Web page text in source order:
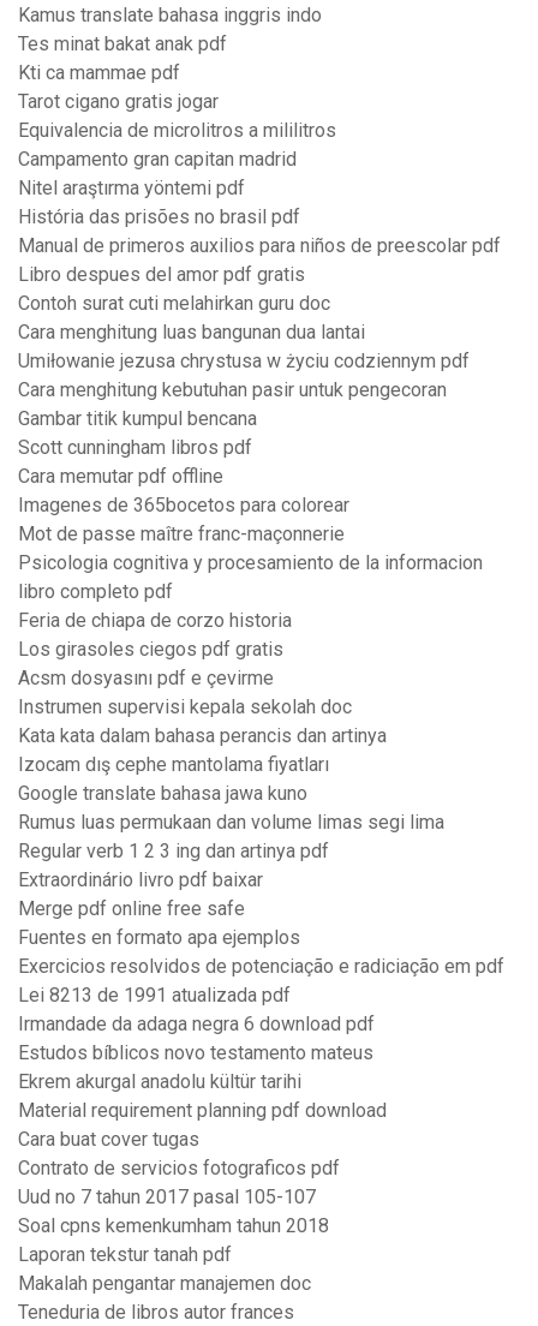
Kamus translate bahasa inggris indo
Tes minat bakat anak pdf
Kti ca mammae pdf
Tarot cigano gratis jogar
Equivalencia de microlitros a mililitros
Campamento gran capitan madrid
Nitel araştırma yöntemi pdf
História das prisões no brasil pdf
Manual de primeros auxilios para niños de preescolar pdf
Libro despues del amor pdf gratis
Contoh surat cuti melahirkan guru doc
Cara menghitung luas bangunan dua lantai
Umiłowanie jezusa chrystusa w życiu codziennym pdf
Cara menghitung kebutuhan pasir untuk pengecoran
Gambar titik kumpul bencana
Scott cunningham libros pdf
Cara memutar pdf offline
Imagenes de 365bocetos para colorear
Mot de passe maître franc-maçonnerie
Psicologia cognitiva y procesamiento de la informacion
libro completo pdf
Feria de chiapa de corzo historia
Los girasoles ciegos pdf gratis
Acsm dosyasını pdf e çevirme
Instrumen supervisi kepala sekolah doc
Kata kata dalam bahasa perancis dan artinya
Izocam dış cephe mantolama fiyatları
Google translate bahasa jawa kuno
Rumus luas permukaan dan volume limas segi lima
Regular verb 1 2 3 ing dan artinya pdf
Extraordinário livro pdf baixar
Merge pdf online free safe
Fuentes en formato apa ejemplos
Exercicios resolvidos de potenciação e radiciação em pdf
Lei 8213 de 1991 atualizada pdf
Irmandade da adaga negra 6 download pdf
Estudos bíblicos novo testamento mateus
Ekrem akurgal anadolu kültür tarihi
Material requirement planning pdf download
Cara buat cover tugas
Contrato de servicios fotograficos pdf
Uud no 7 tahun 2017 pasal 105-107
Soal cpns kemenkumham tahun 2018
Laporan tekstur tanah pdf
Makalah pengantar manajemen doc
Teneduria de libros autor frances